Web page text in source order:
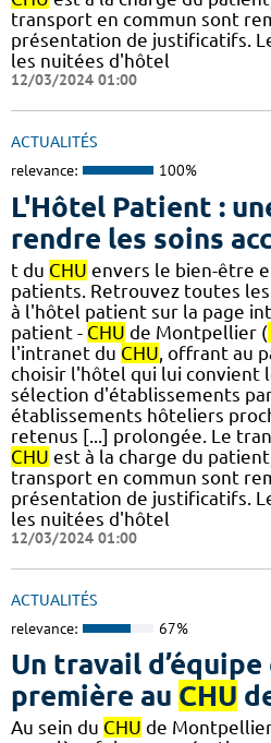
transport en commun sont
présentation de justificatifs.
les nuitées d'hôtel
12/03/2024 01:00
ACTUALITÉS
relevance: 100%
L'Hôtel Patient :
rendre les soins
t du CHU envers le bien-être
patients. Retrouvez toutes
à l'hôtel patient sur la page
patient - CHU de Montpellier (
l'intranet du CHU , offrant au
choisir l'hôtel qui lui convient
sélection d'établissements
établissements hôteliers
retenus [...] prolongée. Le
CHU est à la charge du
transport en commun sont
présentation de justificatifs.
les nuitées d'hôtel
12/03/2024 01:00
ACTUALITÉS
relevance: 67%
Un travail d’équipe
première au CHU
Au sein du CHU de